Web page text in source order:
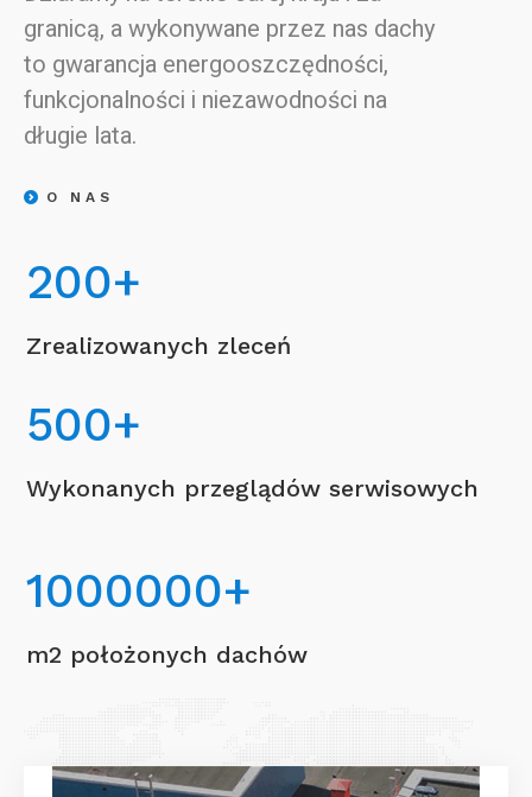
granicą, a wykonywane przez nas dachy
to gwarancja energooszczędności,
funkcjonalności i niezawodności na
długie lata.
O NAS
200+
Zrealizowanych zleceń
500+
Wykonanych przeglądów serwisowych
1000000+
m2 położonych dachów